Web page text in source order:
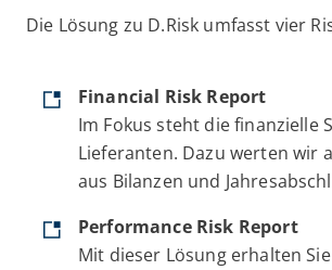
Die Lösung zu D.Risk umfasst vier
Financial Risk Report
Im Fokus steht die finanzielle
Lieferanten. Dazu werten wir
aus Bilanzen und
Performance Risk Report
Mit dieser Lösung erhalten